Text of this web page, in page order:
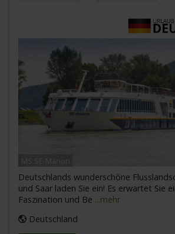
MS SE-Manon
Deutschlands wunderschöne
und Saar laden Sie ein! Es erwartet Sie
Faszination und Be ...mehr
Deutschland